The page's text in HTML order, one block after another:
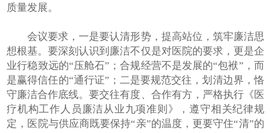
质量发展。
会议要求，一是要认清形势，提高站位，筑牢廉洁思
想根基。要深刻认识到廉洁不仅是对医院的要求，更是企
业行稳致远的“压舱石”；合规经营不是发展的“包袱”，而
是赢得信任的“通行证”；二是要规范交往，划清边界，恪
守廉洁合作底线。要交往有度、合作有方，严格执行《医
疗机构工作人员廉洁从业九项准则》，遵守相关纪律规
定，医院与供应商既要保持“亲”的温度，更要守住“清”的